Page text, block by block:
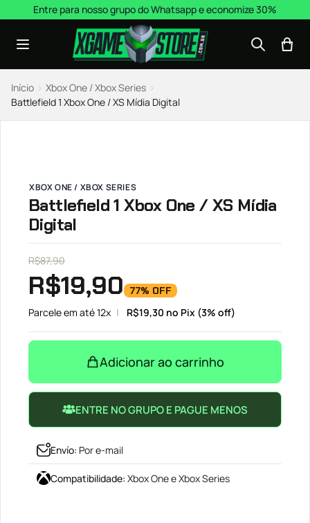
Pular para o conteúdo
Entre para nosso grupo do Whatsapp e economize 30%
Início › Xbox One / Xbox Series ›
Battlefield 1 Xbox One / XS Mídia Digital
XBOX ONE / XBOX SERIES
Battlefield 1 Xbox One / XS Mídia
Digital
R$87,90
R$19,90 77% OFF
Parcele em até 12x R$19,30 no Pix (3% off)
Adicionar ao carrinho
ENTRE NO GRUPO E PAGUE MENOS
Envío: Por e-mail
Compatibilidade: Xbox One e Xbox Series